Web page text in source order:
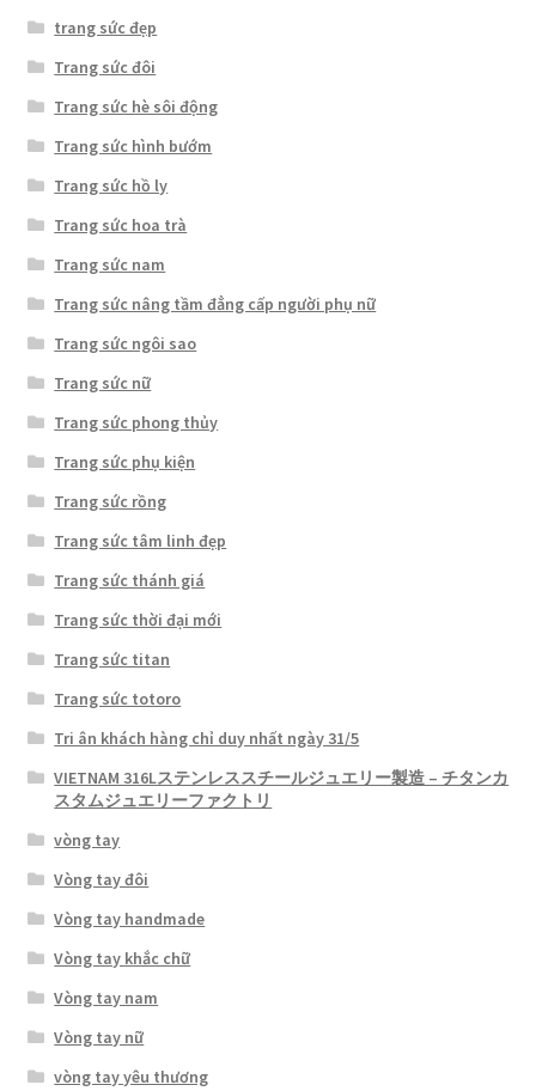
trang sức đẹp
Trang sức đôi
Trang sức hè sôi động
Trang sức hình bướm
Trang sức hồ ly
Trang sức hoa trà
Trang sức nam
Trang sức nâng tầm đẳng cấp người phụ nữ
Trang sức ngôi sao
Trang sức nữ
Trang sức phong thủy
Trang sức phụ kiện
Trang sức rồng
Trang sức tâm linh đẹp
Trang sức thánh giá
Trang sức thời đại mới
Trang sức titan
Trang sức totoro
Tri ân khách hàng chỉ duy nhất ngày 31/5
VIETNAM 316Lステンレススチールジュエリー製造 – チタンカ
スタムジュエリーファクトリ
vòng tay
Vòng tay đôi
Vòng tay handmade
Vòng tay khắc chữ
Vòng tay nam
Vòng tay nữ
vòng tay yêu thương